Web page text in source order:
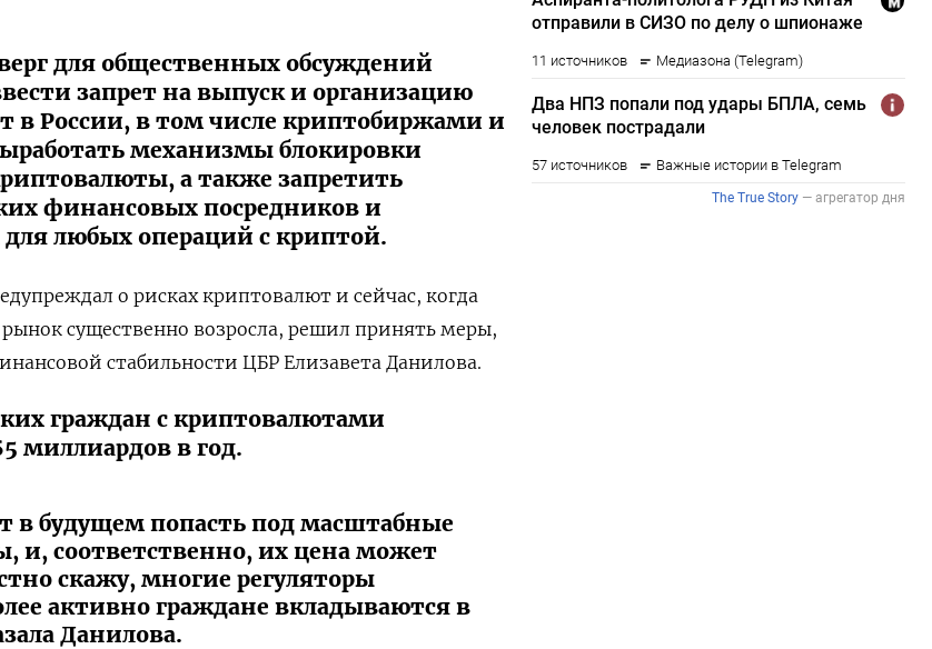
для общественных обсуждений
запрет на выпуск и организацию
в России, в том числе криптобиржами и
механизмы блокировки
а также запретить
финансовых посредников и
любых операций с криптой.
о рисках криптовалют и сейчас, когда
рынок существенно возросла, решил принять меры,
стабильности ЦБР Елизавета Данилова.
граждан с криптовалютами
миллиардов в год.
в будущем попасть под масштабные
и, соответственно, их цена может
скажу, многие регуляторы
активно граждане вкладываются в
Данилова.